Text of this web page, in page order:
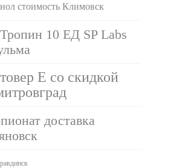
стоимость Климовск
10 ЕД SP Labs
Е со скидкой
доставка